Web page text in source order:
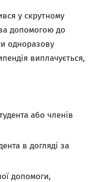
у скрутному
допомогою до
одноразову
виплачується,
або членів
в догляді за
допомоги,